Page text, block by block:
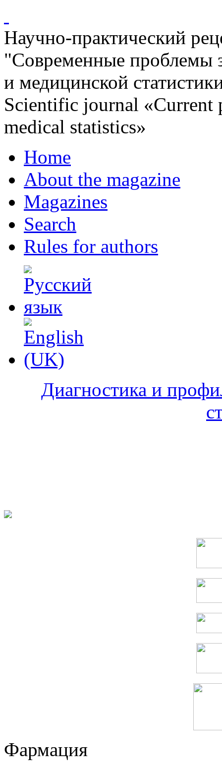
Научно-практический
"Современные проблемы
и медицинской
Scientific journal «Current
medical statistics»
Home
About the magazine
Magazines
Search
Rules for authors
Диагностика и
Фармация